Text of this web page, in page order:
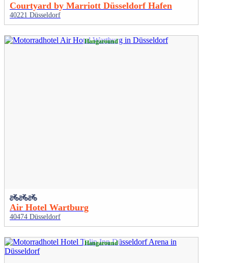
Courtyard by Marriott Düsseldorf Hafen
40221 Düsseldorf
Hangaround
Air Hotel Wartburg
40474 Düsseldorf
Hangaround